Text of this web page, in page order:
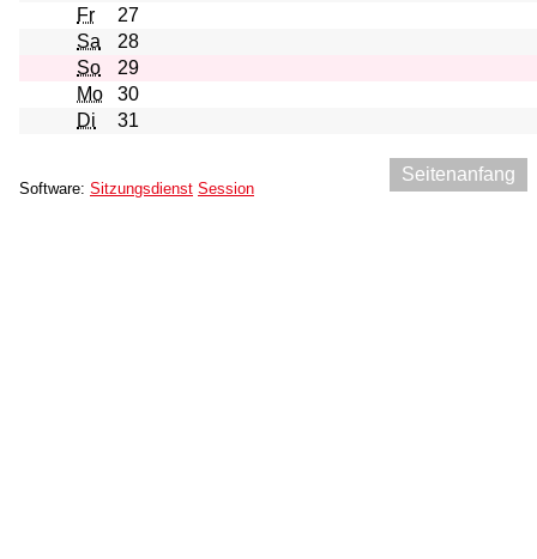
Fr
27
Sa
28
So
29
Mo
30
Di
31
Seitenanfang
Software: Sitzungsdienst Session